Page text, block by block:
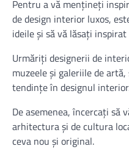
Pentru a vă mențineți
de design interior luxos,
ideile și să vă lăsați
Urmăriți designerii de
muzeele și galeriile de
tendințe în designul
De asemenea, încercați să
arhitectura și de cultura
ceva nou și original.